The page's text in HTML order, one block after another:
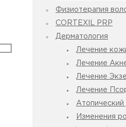
Физиотерапия
CORTEXIL PRP
Дерматология
Лечение
Лечение
Лечение
Лечение
Атопический
Изменения